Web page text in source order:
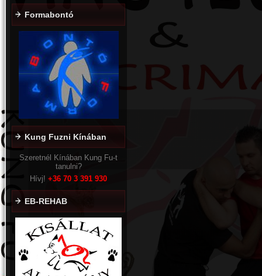
Formabontó
Kung Fuzni Kínában
Szeretnél Kínában Kung Fu-t
tanulni?
Hívj! +36 70 3 391 930
EB-REHAB